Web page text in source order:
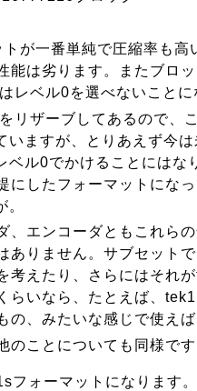
が一番単純で圧縮率も高
能は劣ります。またブロ
レベル0を選べないことに
リザーブしてあるので、
いますが、とりあえず今
ベル0でかけることにはな
にしたフォーマットにな
、エンコーダともこれら
ありません。サブセット
考えたり、さらにはそれ
らいなら、たとえば、
、みたいな感じで使えば
のことについても同様です
フォーマットになります。